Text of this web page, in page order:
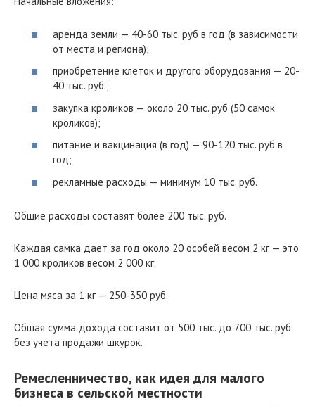
аренда земли — 40-60 тыс. руб в год (в зависимости
от места и региона);
приобретение клеток и другого оборудования — 20-
40 тыс. руб.;
закупка кроликов — около 20 тыс. руб (50 самок
кроликов);
питание и вакцинация (в год) — 90-120 тыс. руб в
год;
рекламные расходы — минимум 10 тыс. руб.
Общие расходы составят более 200 тыс. руб.
Каждая самка дает за год около 20 особей весом 2 кг — это
1 000 кроликов весом 2 000 кг.
Цена мяса за 1 кг — 250-350 руб.
Общая сумма дохода составит от 500 тыс. до 700 тыс. руб.
без учета продажи шкурок.
Ремесленничество, как идея для малого
бизнеса в сельской местности